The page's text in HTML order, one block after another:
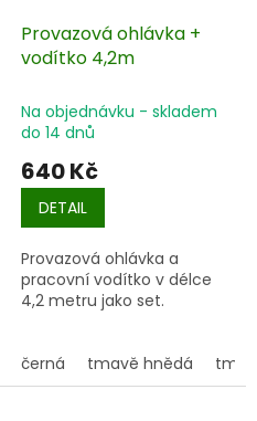
tmavě modrá modrá
Provazová ohlávka +
vodítko 4,2m
Na objednávku - skladem
do 14 dnů
640 Kč
DETAIL
Provazová ohlávka a
pracovní vodítko v délce
4,2 metru jako set.
černá tmavě hnědá